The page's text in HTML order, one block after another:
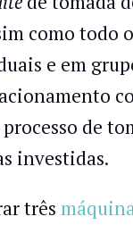
como todo
e em
processo de
investidas.
três